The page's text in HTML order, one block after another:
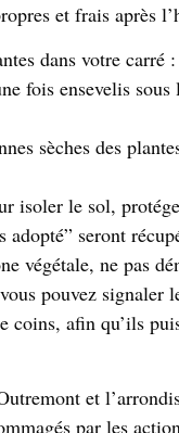
et frais après
dans votre carré
fois ensevelis
sèches des
isoler le sol,
adopté” seront
végétale, ne pas
pouvez signaler
coins, afin qu’ils
et
par les